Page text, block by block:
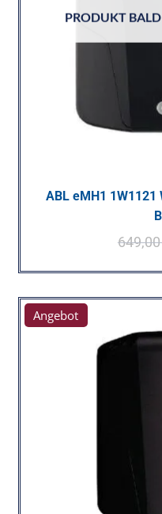
PRODUKT
ABL eMH1
Angebot